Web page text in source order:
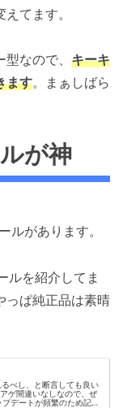
てます。
なので、 キーキ
ます。まぁしばら
が神
ルがあります。
ルを紹介してま
っぱ純正品は素晴
べし、と断言しても良い
ゲ間違いなしなので、ぜ
デートが頻繁のため記事